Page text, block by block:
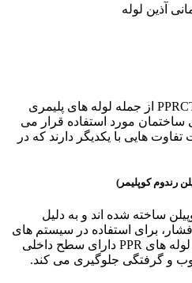
آذین لوله
لوله و اتصالات تک لایه PPR و PPRCT از جمله لوله های پلیمری
مورد استفاده قرار می
تفاوت هایی با یکدیگر دارند که در
ساخته شده اند و به دلیل
برای استفاده در سیستم های
آب گرم و سرد مناسب هستند. لوله های PPR دارای سطح داخلی
و گرفتگی جلوگیری می کند.